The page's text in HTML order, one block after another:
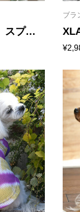
スプリ
ー
ブラ
ィ
¥